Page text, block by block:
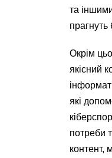
та
прагнуть
Окрім
якісний
які
потреби
контент,